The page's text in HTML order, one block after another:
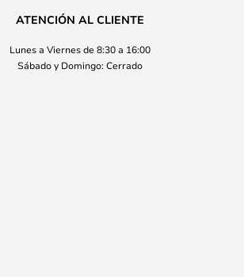
ATENCIÓN AL CLIENTE
Lunes a Viernes de 8:30 a 16:00
Sábado y Domingo: Cerrado